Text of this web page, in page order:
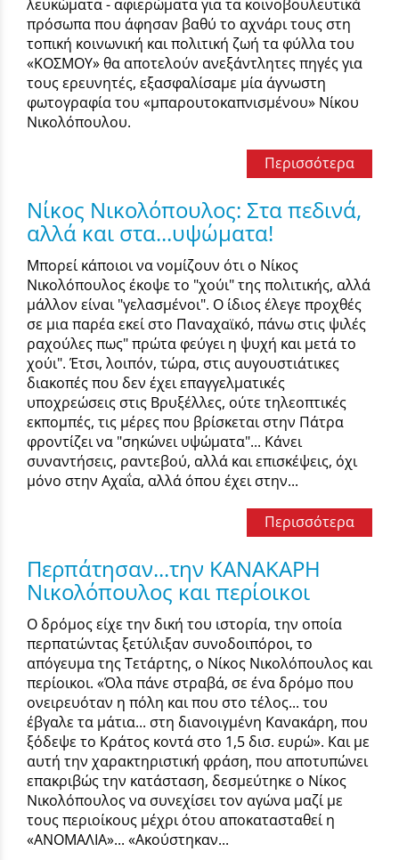
λευκώματα - αφιερώματα για τα κοινοβουλευτικά
πρόσωπα που άφησαν βαθύ το αχνάρι τους στη
τοπική κοινωνική και πολιτική ζωή τα φύλλα του
«ΚΟΣΜΟΥ» θα αποτελούν ανεξάντλητες πηγές για
τους ερευνητές, εξασφαλίσαμε μία άγνωστη
φωτογραφία του «μπαρουτοκαπνισμένου» Νίκου
Νικολόπουλου.
Περισσότερα
Νίκος Νικολόπουλος: Στα πεδινά,
αλλά και στα...υψώματα!
Μπορεί κάποιοι να νομίζουν ότι ο Νίκος
Νικολόπουλος έκοψε το "χούι" της πολιτικής, αλλά
μάλλον είναι "γελασμένοι". Ο ίδιος έλεγε προχθές
σε μια παρέα εκεί στο Παναχαϊκό, πάνω στις ψιλές
ραχούλες πως" πρώτα φεύγει η ψυχή και μετά το
χούι". Έτσι, λοιπόν, τώρα, στις αυγουστιάτικες
διακοπές που δεν έχει επαγγελματικές
υποχρεώσεις στις Βρυξέλλες, ούτε τηλεοπτικές
εκπομπές, τις μέρες που βρίσκεται στην Πάτρα
φροντίζει να "σηκώνει υψώματα"... Κάνει
συναντήσεις, ραντεβού, αλλά και επισκέψεις, όχι
μόνο στην Αχαΐα, αλλά όπου έχει στην...
Περισσότερα
Περπάτησαν...την ΚΑΝΑΚΑΡΗ
Νικολόπουλος και περίοικοι
Ο δρόμος είχε την δική του ιστορία, την οποία
περπατώντας ξετύλιξαν συνοδοιπόροι, το
απόγευμα της Τετάρτης, ο Νίκος Νικολόπουλος και
περίοικοι. «Όλα πάνε στραβά, σε ένα δρόμο που
ονειρευόταν η πόλη και που στο τέλος... του
έβγαλε τα μάτια... στη διανοιγμένη Κανακάρη, που
ξόδεψε το Κράτος κοντά στο 1,5 δισ. ευρώ». Και με
αυτή την χαρακτηριστική φράση, που αποτυπώνει
επακριβώς την κατάσταση, δεσμεύτηκε ο Νίκος
Νικολόπουλος να συνεχίσει τον αγώνα μαζί με
τους περιοίκους μέχρι ότου αποκατασταθεί η
«ΑΝΟΜΑΛΙΑ»... «Ακούστηκαν...